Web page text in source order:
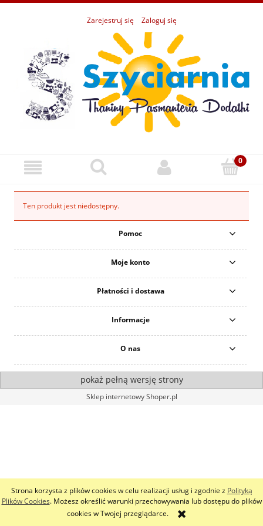
Strona korzysta z plików cookies w celu realizacji usług i zgodnie z Polityką
Plików Cookies. Możesz określić warunki przechowywania lub dostępu do plików
cookies w Twojej przeglądarce.
Zarejestruj się Zaloguj się
Ten produkt jest niedostępny.
Pomoc
Moje konto
Płatności i dostawa
Informacje
O nas
pokaż pełną wersję strony
Sklep internetowy Shoper.pl